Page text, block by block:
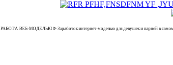
РАБОТА ВЕБ-МОДЕЛЬЮ ᐉ Заработок интернет-моделью для девушек и парней в самом